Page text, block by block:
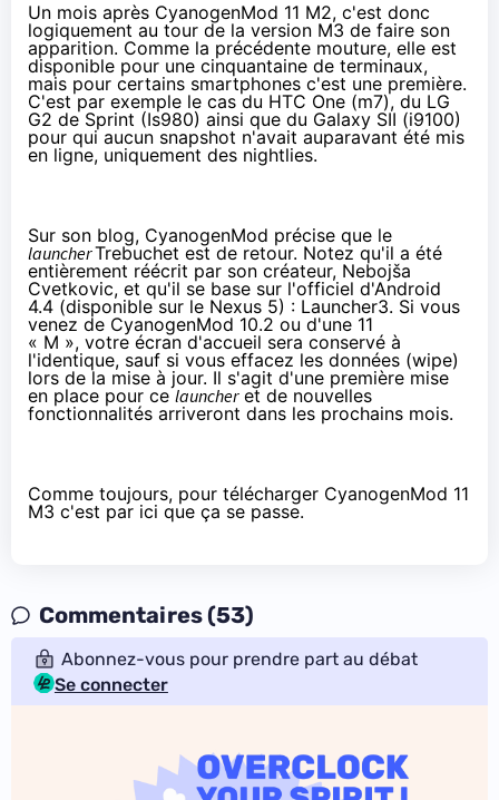
Un mois après CyanogenMod 11 M2, c'est donc
logiquement au tour de la version M3 de faire son
apparition. Comme la précédente mouture, elle est
disponible pour une cinquantaine de terminaux,
mais pour certains smartphones c'est une première.
C'est par exemple le cas du HTC One (m7), du LG
G2 de Sprint (Is980) ainsi que du Galaxy SII (i9100)
pour qui aucun snapshot n'avait auparavant été mis
en ligne, uniquement des nightlies.
Sur son blog, CyanogenMod précise que le
launcherTrebuchet est de retour. Notez qu'il a été
entièrement réécrit par son créateur, Nebojša
Cvetkovic, et qu'il se base sur l'officiel d'Android
4.4 (disponible sur le Nexus 5) : Launcher3. Si vous
venez de CyanogenMod 10.2 ou d'une 11
« M », votre écran d'accueil sera conservé à
l'identique, sauf si vous effacez les données (wipe)
lors de la mise à jour. Il s'agit d'une première mise
en place pour celauncheret de nouvelles
fonctionnalités arriveront dans les prochains mois.
Comme toujours, pour télécharger CyanogenMod 11
M3 c'est par ici que ça se passe.
Commentaires (53)
Abonnez-vous pour prendre part au débat
Se connecter